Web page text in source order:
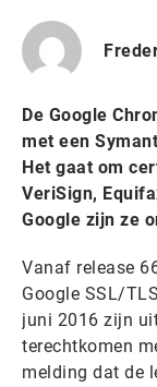
De Google
met een
Het gaat om
VeriSign,
Google zijn ze
Vanaf release
Google SSL/
juni 2016 zijn
terechtkomen
melding dat de